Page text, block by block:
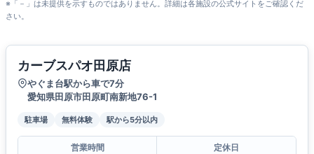
※「－」は未提供を示すものではありません。詳細は各施設の公式サイトをご確認くだ
さい。
カーブスパオ田原店
やぐま台駅から車で7分
愛知県田原市田原町南新地76-1
駐車場 無料体験 駅から5分以内
営業時間
定休日